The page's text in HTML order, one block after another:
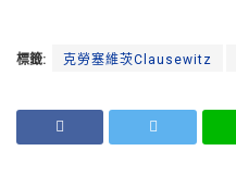
標籤: 克勞塞維茨Clausewitz